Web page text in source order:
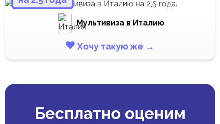
Мультивиза в Италию
Хочу такую же →
Бесплатно оценим